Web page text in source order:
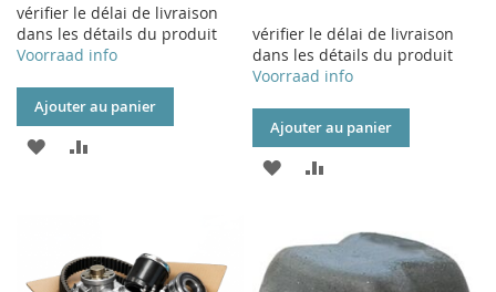
vérifier le délai de livraison
dans les détails du produit
Voorraad info
Ajouter au panier
AJOUTER
LISTE
vérifier le délai de livraison
dans les détails du produit
Voorraad info
Ajouter au panier
AJOUTER
MA
LISTE
COMPARATEUR